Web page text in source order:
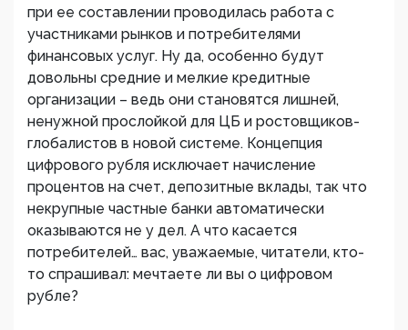
при ее составлении проводилась работа с
участниками рынков и потребителями
финансовых услуг. Ну да, особенно будут
довольны средние и мелкие кредитные
организации – ведь они становятся лишней,
ненужной прослойкой для ЦБ и ростовщиков-
глобалистов в новой системе. Концепция
цифрового рубля исключает начисление
процентов на счет, депозитные вклады, так что
некрупные частные банки автоматически
оказываются не у дел. А что касается
потребителей… вас, уважаемые, читатели, кто-
то спрашивал: мечтаете ли вы о цифровом
рубле?